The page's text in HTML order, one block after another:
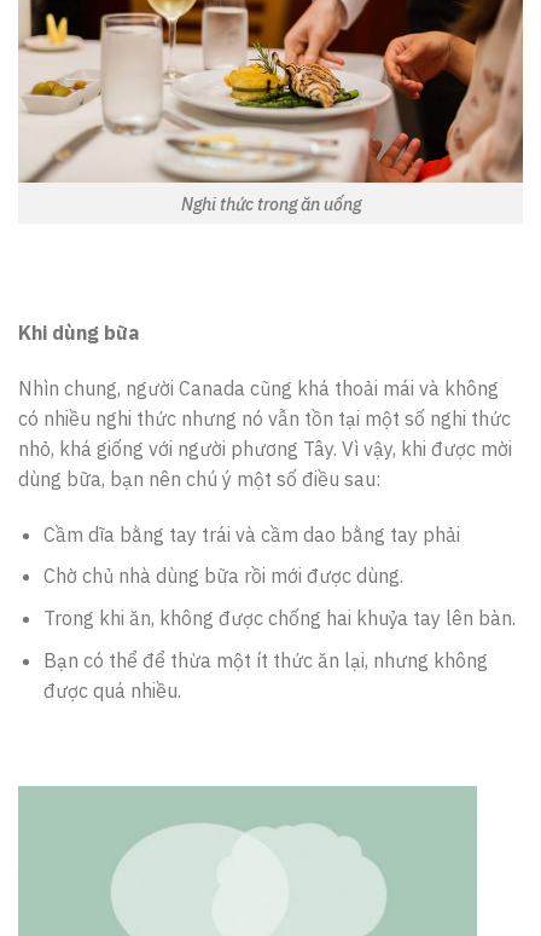
Nghi thức trong ăn uống
Khi dùng bữa
Nhìn chung, người Canada cũng khá thoải mái và không
có nhiều nghi thức nhưng nó vẫn tồn tại một số nghi thức
nhỏ, khá giống với người phương Tây. Vì vậy, khi được mời
dùng bữa, bạn nên chú ý một số điều sau:
Cầm dĩa bằng tay trái và cầm dao bằng tay phải
Chờ chủ nhà dùng bữa rồi mới được dùng.
Trong khi ăn, không được chống hai khuỷa tay lên bàn.
Bạn có thể để thừa một ít thức ăn lại, nhưng không
được quá nhiều.